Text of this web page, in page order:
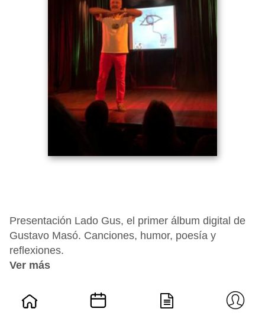
Presentación Lado Gus, el primer álbum digital de
Gustavo Masó. Canciones, humor, poesía y
reflexiones.
Ver más